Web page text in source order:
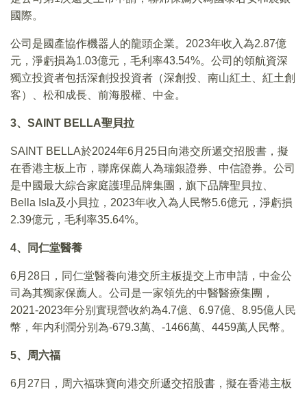
國際。
公司是國產協作機器人的龍頭企業。2023年收入為2.87億
元，淨虧損為1.03億元，毛利率43.54%。公司的領航資深
獨立投資者包括深創投投資者（深創投、南山紅土、紅土創
客）、松和成長、前海股權、中金。
3、SAINT BELLA聖貝拉
SAINT BELLA於2024年6月25日向港交所遞交招股書，擬
在香港主板上市，聯席保薦人為瑞銀證券、中信證券。公司
是中國最大綜合家庭護理品牌集團，旗下品牌聖貝拉、
Bella Isla及小貝拉，2023年收入為人民幣5.6億元，淨虧損
2.39億元，毛利率35.64%。
4、同仁堂醫養
6月28日，同仁堂醫養向港交所主板提交上市申請，中金公
司為其獨家保薦人。公司是一家領先的中醫醫療集團，
2021-2023年分别實現營收約為4.7億、6.97億、8.95億人民
幣，年内利潤分别為-679.3萬、-1466萬、4459萬人民幣。
5、周六福
6月27日，周六福珠寶向港交所遞交招股書，擬在香港主板